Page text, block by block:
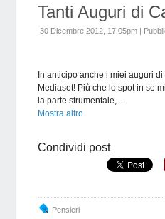
Tanti Auguri di
30 Dicembre 2012, 17:05pm |
In anticipo anche i miei auguri
Mediaset! Più che lo spot in se
la parte strumentale,...
Mostra altro
Condividi post
Pensieri